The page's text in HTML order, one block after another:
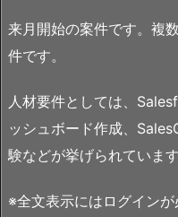
来月開始の案件です。複
件です。
人材要件としては、
ッシュボード作成、
験などが挙げられています
※全文表示にはログインが